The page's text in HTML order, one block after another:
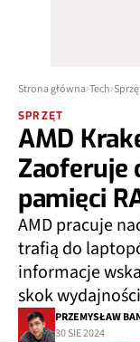
Strona główna Tech
SPRZĘT
AMD
Zaoferuje
pamięci
AMD pracuje
trafią do
informacje
skok
PRZEMYSŁAW
30 SIE 2024